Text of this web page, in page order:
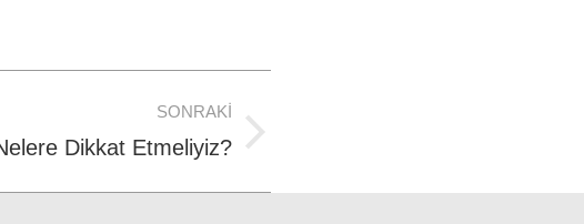
SONRAKI
Dikkat Etmeliyiz?